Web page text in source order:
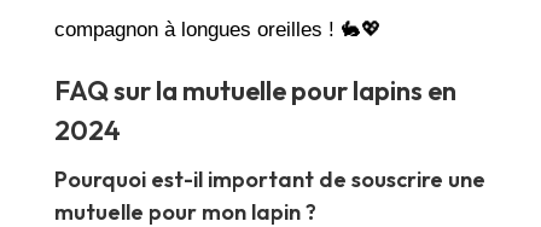
compagnon à longues oreilles ! 🐇💖
FAQ sur la mutuelle pour lapins en
2024
Pourquoi est-il important de souscrire une
mutuelle pour mon lapin ?